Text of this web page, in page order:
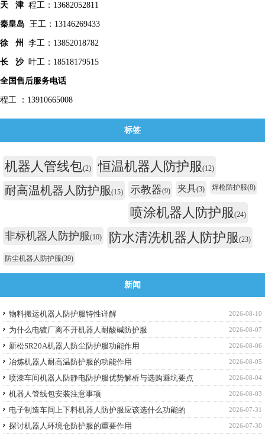
天 津 程工：13682052811
秦皇岛 王工：13146269433
徐 州 李工：13852018782
长 沙叶工：18518179515
全国售后服务电话
程工 ：13910665008
标签
机器人管线包(2) 恒温机器人防护服(12)
耐高温机器人防护服(15) 示教器(9) 夹具(3) 焊枪防护服(8)
喷涂机器人防护服(24)
非标机器人防护服(10) 防水清洗机器人防护服(23)
防尘机器人防护服(39)
新闻
2026-08-10
物料搬运机器人防护服特性详解
2026-08-07
为什么电镀厂离不开机器人耐酸碱防护服
2026-08-06
新松SR20A机器人防尘防护服功能作用
2026-08-05
冶炼机器人耐高温防护服的功能作用
2026-08-04
喷漆车间机器人防静电防护服优势解析与选购避坑要点
2026-08-03
机器人管线包安装注意事项
2026-07-31
电子制造车间上下料机器人防护服应该选什么功能的
2026-07-30
探讨机器人环境仓防护服的重要作用